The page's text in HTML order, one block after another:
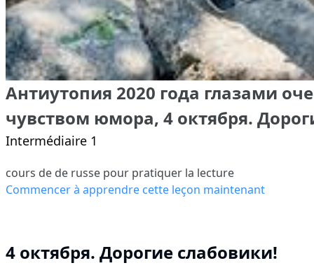
Антиутопия 2020 года глазами
чувством юмора, 4 октября.
Intermédiaire 1
cours de de russe pour pratiquer la lecture
Commencer à apprendre cette leçon maintenant
4 октября. Дорогие слабовики!